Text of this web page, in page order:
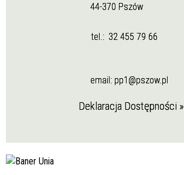
44-370 Pszów
tel.: 32 455 79 66
email: pp1@pszow.pl
Deklaracja Dostępności »